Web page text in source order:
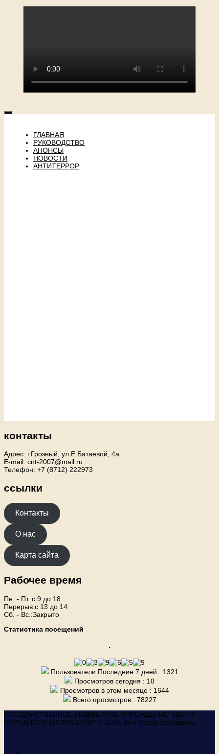
ГЛАВНАЯ
РУКОВОДСТВО
АНОНСЫ
НОВОСТИ
АНТИТЕРРОР
контакты
Адрес: г.Грозный, ул.Е.Батаевой, 4а
E-mail: cnt-2007@mail.ru
Телефон: +7 (8712) 222973
ссылки
Контакты
О нас
Карта сайта
Рабочее время
Пн. - Пт.:с 9 до 18
Перерыв:с 13 до 14
Сб. - Вс.:Закрыто
Статистика посещений
.
Пользователи Последние 7 дней : 1321
Просмотров сегодня : 10
Просмотров в этом месяце : 1644
Всего просмотров : 78227
ГОСУДАРСТВЕННОЕ БЮДЖЕТНОЕ УЧРЕЖДЕНИЕ "ЦЕНТР
НАРОДНОГО ТВОРЧЕСТВА" © 2026. Все права защищены.